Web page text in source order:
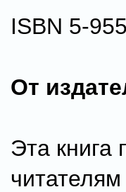
ISBN 5-
От
Эта книга